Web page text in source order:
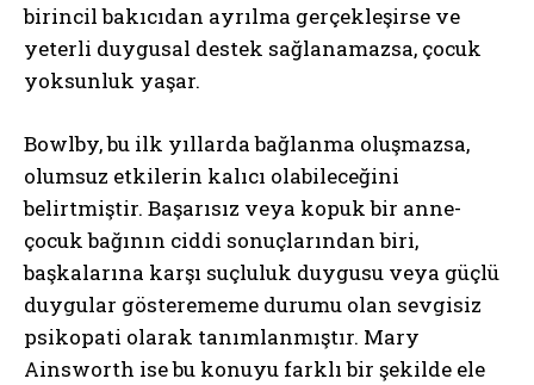
birincil bakıcıdan ayrılma gerçekleşirse ve
yeterli duygusal destek sağlanamazsa, çocuk
yoksunluk yaşar.
Bowlby, bu ilk yıllarda bağlanma oluşmazsa,
olumsuz etkilerin kalıcı olabileceğini
belirtmiştir. Başarısız veya kopuk bir anne-
çocuk bağının ciddi sonuçlarından biri,
başkalarına karşı suçluluk duygusu veya güçlü
duygular gösterememe durumu olan sevgisiz
psikopati olarak tanımlanmıştır. Mary
Ainsworth ise bu konuyu farklı bir şekilde ele